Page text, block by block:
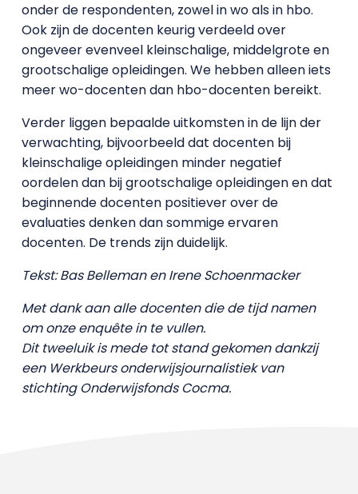
onder de respondenten, zowel in wo als in hbo.
Ook zijn de docenten keurig verdeeld over
ongeveer evenveel kleinschalige, middelgrote en
grootschalige opleidingen. We hebben alleen iets
meer wo-docenten dan hbo-docenten bereikt.
Verder liggen bepaalde uitkomsten in de lijn der
verwachting, bijvoorbeeld dat docenten bij
kleinschalige opleidingen minder negatief
oordelen dan bij grootschalige opleidingen en dat
beginnende docenten positiever over de
evaluaties denken dan sommige ervaren
docenten. De trends zijn duidelijk.
Tekst: Bas Belleman en Irene Schoenmacker
Met dank aan alle docenten die de tijd namen
om onze enquête in te vullen.
Dit tweeluik is mede tot stand gekomen dankzij
een Werkbeurs onderwijsjournalistiek van
stichting Onderwijsfonds Cocma.